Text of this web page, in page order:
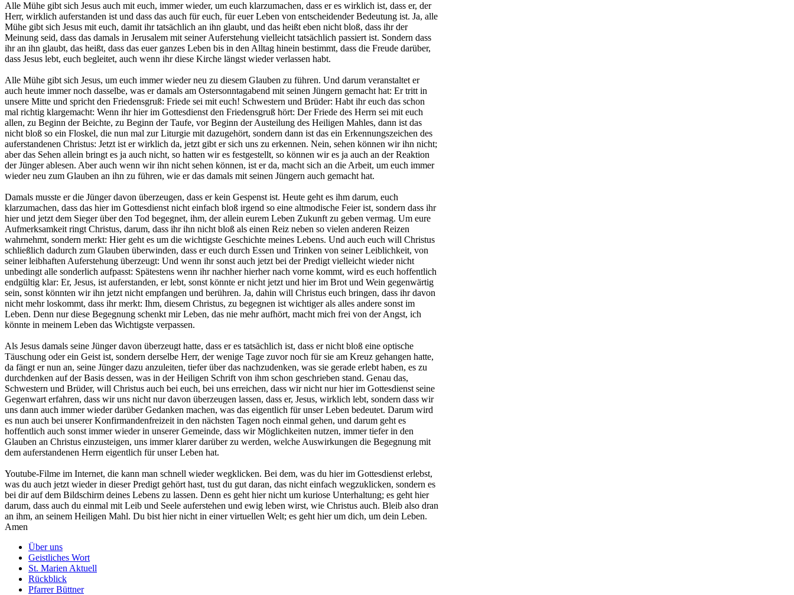
Alle Mühe gibt sich Jesus auch mit euch, immer wieder, um euch klarzumachen, dass er es wirklich ist, dass er, der
Herr, wirklich auferstanden ist und dass das auch für euch, für euer Leben von entscheidender Bedeutung ist. Ja, alle
Mühe gibt sich Jesus mit euch, damit ihr tatsächlich an ihn glaubt, und das heißt eben nicht bloß, dass ihr der
Meinung seid, dass das damals in Jerusalem mit seiner Auferstehung vielleicht tatsächlich passiert ist. Sondern dass
ihr an ihn glaubt, das heißt, dass das euer ganzes Leben bis in den Alltag hinein bestimmt, dass die Freude darüber,
dass Jesus lebt, euch begleitet, auch wenn ihr diese Kirche längst wieder verlassen habt.
Alle Mühe gibt sich Jesus, um euch immer wieder neu zu diesem Glauben zu führen. Und darum veranstaltet er
auch heute immer noch dasselbe, was er damals am Ostersonntagabend mit seinen Jüngern gemacht hat: Er tritt in
unsere Mitte und spricht den Friedensgruß: Friede sei mit euch! Schwestern und Brüder: Habt ihr euch das schon
mal richtig klargemacht: Wenn ihr hier im Gottesdienst den Friedensgruß hört: Der Friede des Herrn sei mit euch
allen, zu Beginn der Beichte, zu Beginn der Taufe, vor Beginn der Austeilung des Heiligen Mahles, dann ist das
nicht bloß so ein Floskel, die nun mal zur Liturgie mit dazugehört, sondern dann ist das ein Erkennungszeichen des
auferstandenen Christus: Jetzt ist er wirklich da, jetzt gibt er sich uns zu erkennen. Nein, sehen können wir ihn nicht;
aber das Sehen allein bringt es ja auch nicht, so hatten wir es festgestellt, so können wir es ja auch an der Reaktion
der Jünger ablesen. Aber auch wenn wir ihn nicht sehen können, ist er da, macht sich an die Arbeit, um euch immer
wieder neu zum Glauben an ihn zu führen, wie er das damals mit seinen Jüngern auch gemacht hat.
Damals musste er die Jünger davon überzeugen, dass er kein Gespenst ist. Heute geht es ihm darum, euch
klarzumachen, dass das hier im Gottesdienst nicht einfach bloß irgend so eine altmodische Feier ist, sondern dass ihr
hier und jetzt dem Sieger über den Tod begegnet, ihm, der allein eurem Leben Zukunft zu geben vermag. Um eure
Aufmerksamkeit ringt Christus, darum, dass ihr ihn nicht bloß als einen Reiz neben so vielen anderen Reizen
wahrnehmt, sondern merkt: Hier geht es um die wichtigste Geschichte meines Lebens. Und auch euch will Christus
schließlich dadurch zum Glauben überwinden, dass er euch durch Essen und Trinken von seiner Leiblichkeit, von
seiner leibhaften Auferstehung überzeugt: Und wenn ihr sonst auch jetzt bei der Predigt vielleicht wieder nicht
unbedingt alle sonderlich aufpasst: Spätestens wenn ihr nachher hierher nach vorne kommt, wird es euch hoffentlich
endgültig klar: Er, Jesus, ist auferstanden, er lebt, sonst könnte er nicht jetzt und hier im Brot und Wein gegenwärtig
sein, sonst könnten wir ihn jetzt nicht empfangen und berühren. Ja, dahin will Christus euch bringen, dass ihr davon
nicht mehr loskommt, dass ihr merkt: Ihm, diesem Christus, zu begegnen ist wichtiger als alles andere sonst im
Leben. Denn nur diese Begegnung schenkt mir Leben, das nie mehr aufhört, macht mich frei von der Angst, ich
könnte in meinem Leben das Wichtigste verpassen.
Als Jesus damals seine Jünger davon überzeugt hatte, dass er es tatsächlich ist, dass er nicht bloß eine optische
Täuschung oder ein Geist ist, sondern derselbe Herr, der wenige Tage zuvor noch für sie am Kreuz gehangen hatte,
da fängt er nun an, seine Jünger dazu anzuleiten, tiefer über das nachzudenken, was sie gerade erlebt haben, es zu
durchdenken auf der Basis dessen, was in der Heiligen Schrift von ihm schon geschrieben stand. Genau das,
Schwestern und Brüder, will Christus auch bei euch, bei uns erreichen, dass wir nicht nur hier im Gottesdienst seine
Gegenwart erfahren, dass wir uns nicht nur davon überzeugen lassen, dass er, Jesus, wirklich lebt, sondern dass wir
uns dann auch immer wieder darüber Gedanken machen, was das eigentlich für unser Leben bedeutet. Darum wird
es nun auch bei unserer Konfirmandenfreizeit in den nächsten Tagen noch einmal gehen, und darum geht es
hoffentlich auch sonst immer wieder in unserer Gemeinde, dass wir Möglichkeiten nutzen, immer tiefer in den
Glauben an Christus einzusteigen, uns immer klarer darüber zu werden, welche Auswirkungen die Begegnung mit
dem auferstandenen Herrn eigentlich für unser Leben hat.
Youtube-Filme im Internet, die kann man schnell wieder wegklicken. Bei dem, was du hier im Gottesdienst erlebst,
was du auch jetzt wieder in dieser Predigt gehört hast, tust du gut daran, das nicht einfach wegzuklicken, sondern es
bei dir auf dem Bildschirm deines Lebens zu lassen. Denn es geht hier nicht um kuriose Unterhaltung; es geht hier
darum, dass auch du einmal mit Leib und Seele auferstehen und ewig leben wirst, wie Christus auch. Bleib also dran
an ihm, an seinem Heiligen Mahl. Du bist hier nicht in einer virtuellen Welt; es geht hier um dich, um dein Leben.
Amen
Über uns
Geistliches Wort
St. Marien Aktuell
Rückblick
Pfarrer Büttner